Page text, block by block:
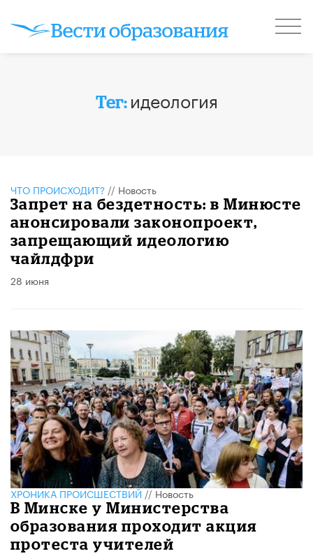
Тег: идеология
ЧТО ПРОИСХОДИТ? // Новость
Запрет на бездетность: в Минюсте
анонсировали законопроект,
запрещающий идеологию
чайлдфри
28 июня
ХРОНИКА ПРОИСШЕСТВИЙ//Новость
В Минске у Министерства
образования проходит акция
протеста учителей